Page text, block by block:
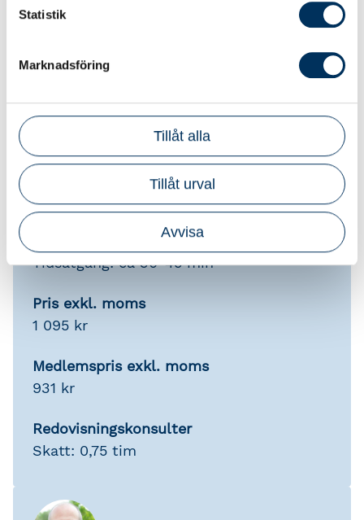
Statistik
Marknadsföring
Tillåt alla
Tillåt urval
Avvisa
passar dig, och självklart kan du repetera så
Redovisningskonsulter®
För att kursen ska generera aktualitetstimmar
ska den vara slutförd inom tillgänglighetstiden
(sex månader fr o m bokningsdagen).
Tidsåtgång: ca 30-45 min
Pris exkl. moms
1 095 kr
Medlemspris exkl. moms
931 kr
Redovisningskonsulter
Skatt: 0,75 tim